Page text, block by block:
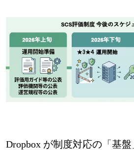
Dropbox が制度対応の「基